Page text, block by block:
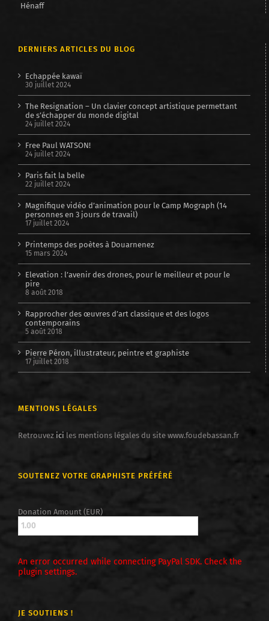
DERNIERS ARTICLES DU BLOG
Echappée kawaï
30 juillet 2024
The Resignation – Un clavier concept artistique permettant
de s’échapper du monde digital
24 juillet 2024
Free Paul WATSON!
24 juillet 2024
Paris fait la belle
22 juillet 2024
Magnifique vidéo d’animation pour le Camp Mograph (14
personnes en 3 jours de travail)
17 juillet 2024
Printemps des poètes à Douarnenez
15 mars 2024
Elevation : l’avenir des drones, pour le meilleur et pour le
pire
8 août 2018
Rapprocher des œuvres d’art classique et des logos
contemporains
5 août 2018
Pierre Péron, illustrateur, peintre et graphiste
17 juillet 2018
MENTIONS LÉGALES
Retrouvez ici les mentions légales du site www.foudebassan.fr
SOUTENEZ VOTRE GRAPHISTE PRÉFÉRÉ
Donation Amount (EUR)
An error occurred while connecting PayPal SDK. Check the
plugin settings.
JE SOUTIENS !